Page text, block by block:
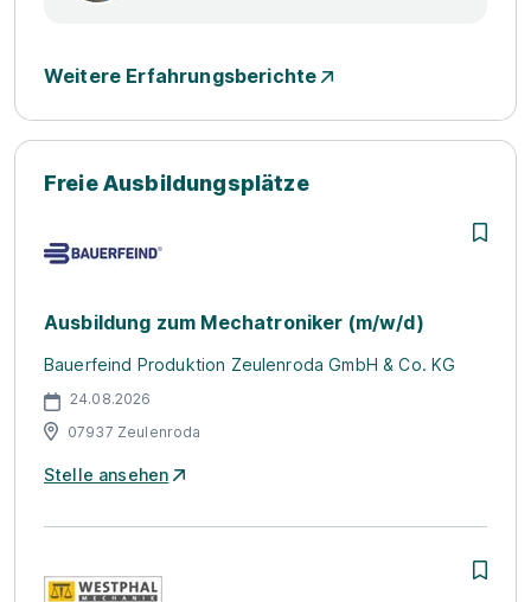
Weitere Erfahrungsberichte
Freie Ausbildungsplätze
Ausbildung zum Mechatroniker (m/w/d)
Bauerfeind Produktion Zeulenroda GmbH & Co. KG
24.08.2026
07937 Zeulenroda
Stelle ansehen